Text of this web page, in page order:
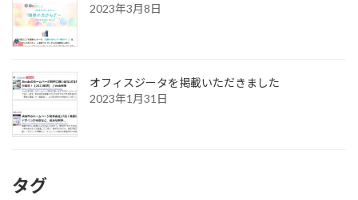
2023年3月8日
オフィスジータを掲載いただきました
2023年1月31日
タグ